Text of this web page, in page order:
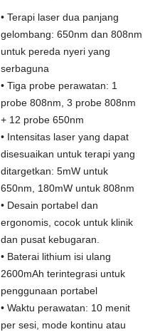
• Terapi laser dua panjang
gelombang: 650nm dan 808nm
untuk pereda nyeri yang
serbaguna
• Tiga probe perawatan: 1
probe 808nm, 3 probe 808nm
+ 12 probe 650nm
• Intensitas laser yang dapat
disesuaikan untuk terapi yang
ditargetkan: 5mW untuk
650nm, 180mW untuk 808nm
• Desain portabel dan
ergonomis, cocok untuk klinik
dan pusat kebugaran.
• Baterai lithium isi ulang
2600mAh terintegrasi untuk
penggunaan portabel
• Waktu perawatan: 10 menit
per sesi, mode kontinu atau